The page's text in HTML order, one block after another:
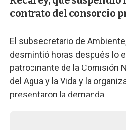
contrato del consorcio
El subsecretario de Ambiente,
desmintió horas después lo
patrocinante de la Comisión
del Agua y la Vida y la
presentaron la demanda.